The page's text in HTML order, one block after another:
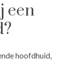
een
hoofdhuid,